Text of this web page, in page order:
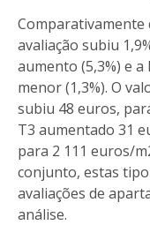
Comparativamente
avaliação subiu
aumento (5,3%) e
menor (1,3%). O
subiu 48 euros,
T3 aumentado 31
para 2 111 euros/
conjunto, estas
avaliações de
análise.